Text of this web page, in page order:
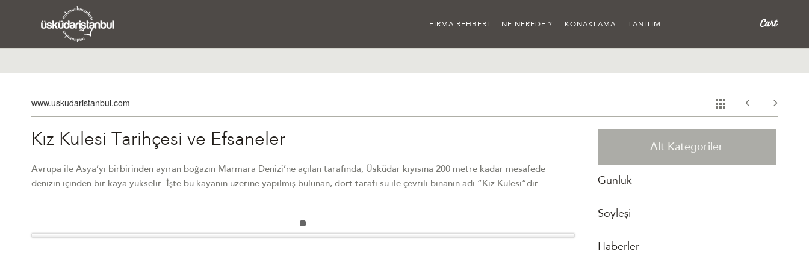
FIRMA REHBERI NE NEREDE ? KONAKLAMA TANITIM
www.uskudaristanbul.com
Kız Kulesi Tarihçesi ve Efsaneler
Avrupa ile Asya’yı birbirinden ayıran boğazın Marmara Denizi’ne açılan tarafında, Üsküdar kıyısına 200 metre kadar mesafede
denizin içinden bir kaya yükselir. İşte bu kayanın üzerine yapılmış bulunan, dört tarafı su ile çevrili binanın adı “Kız Kulesi”dir.
Alt Kategoriler
Günlük
Söyleşi
Haberler